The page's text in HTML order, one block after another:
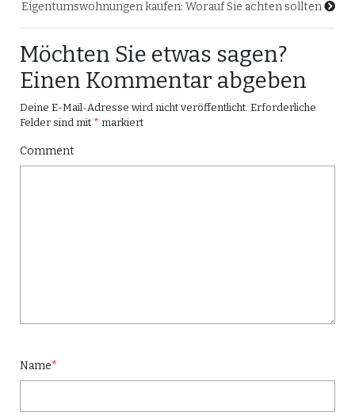
Eigentumswohnungen kaufen: Worauf Sie achten sollten
Möchten Sie etwas sagen?
Einen Kommentar abgeben
Deine E-Mail-Adresse wird nicht veröffentlicht. Erforderliche
Felder sind mit * markiert
Comment
Name*